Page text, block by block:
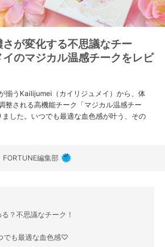
が変化する不思議なチー
のマジカル温感チークをレビ
揃うKailijumei（カイリジュメイ）から、体
整される高機能チーク「マジカル温感チー
した。いつでも最適な血色感が叶う、その
FORTUNE編集部
？不思議なチーク！
でも最適な血色感♡